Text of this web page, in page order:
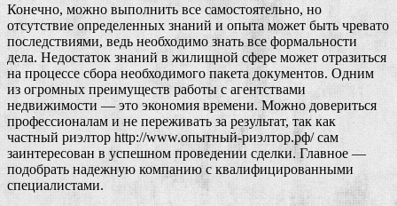
Конечно, можно выполнить все самостоятельно, но
отсутствие определенных знаний и опыта может быть чревато
последствиями, ведь необходимо знать все формальности
дела. Недостаток знаний в жилищной сфере может отразиться
на процессе сбора необходимого пакета документов. Одним
из огромных преимуществ работы с агентствами
недвижимости — это экономия времени. Можно довериться
профессионалам и не переживать за результат, так как
частный риэлтор http://www.опытный-риэлтор.рф/ сам
заинтересован в успешном проведении сделки. Главное —
подобрать надежную компанию с квалифицированными
специалистами.